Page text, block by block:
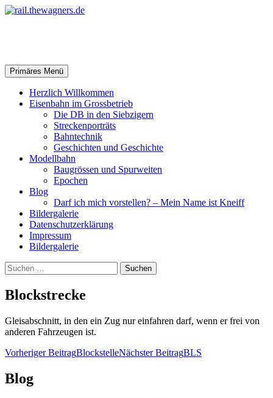
Zum
Suchen
Primäres Menü
Herzlich Willkommen
Eisenbahn im Grossbetrieb
Die DB in den Siebzigern
Streckenporträts
Bahntechnik
Geschichten und Geschichte
Modellbahn
Baugrössen und Spurweiten
Epochen
Blog
Darf ich mich vorstellen? – Mein Name ist Kneiff
Bildergalerie
Datenschutzerklärung
Impressum
Bildergalerie
Suchen
nach:
Blockstrecke
Gleisabschnitt, in den ein Zug nur einfahren darf, wenn er frei von
anderen Fahrzeugen ist.
Beitragsnavigation
Vorheriger BeitragBlockstelleNächster BeitragBLS
Blog